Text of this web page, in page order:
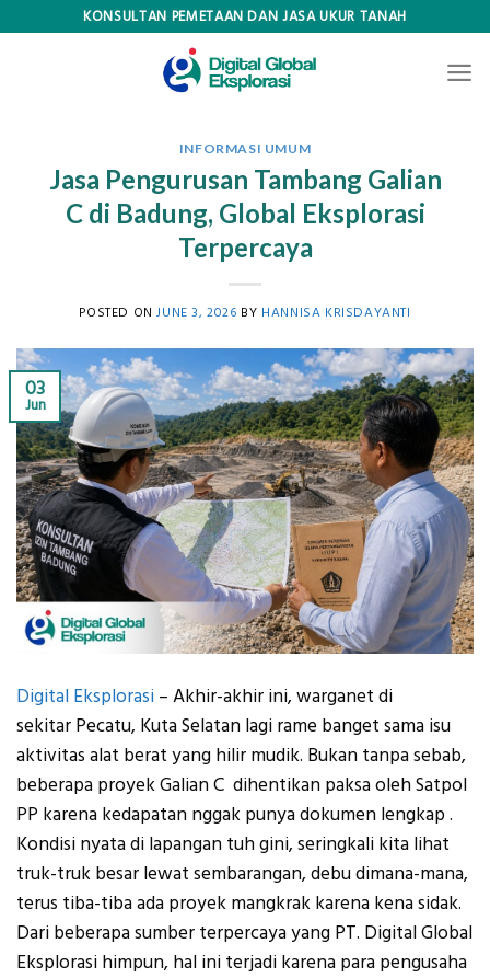
KONSULTAN PEMETAAN DAN JASA UKUR TANAH
INFORMASI UMUM
Jasa Pengurusan Tambang Galian
C di Badung, Global Eksplorasi
Terpercaya
POSTED ONJUNE 3, 2026 BY HANNISA KRISDAYANTI
03
Jun
Digital Eksplorasi – Akhir-akhir ini, warganet di
sekitar Pecatu, Kuta Selatan lagi rame banget sama isu
aktivitas alat berat yang hilir mudik. Bukan tanpa sebab,
beberapa proyekGalian C dihentikan paksa oleh Satpol
PP karena kedapatan nggak punya dokumen lengkap .
Kondisi nyata di lapangan tuh gini, seringkali kita lihat
truk-truk besar lewat sembarangan, debu dimana-mana,
terus tiba-tiba ada proyek mangkrak karena kena sidak.
Dari beberapa sumber terpercaya yang PT. Digital Global
Eksplorasi himpun, hal ini terjadi karena para pengusaha